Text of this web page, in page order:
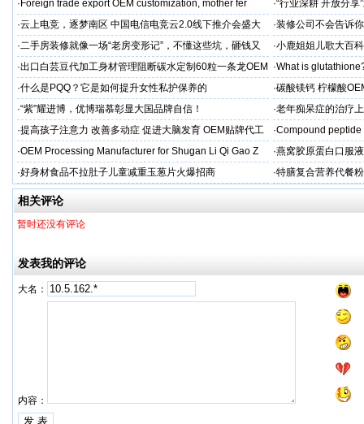
力保驾护航
· Foreign trade export OEM customization, mother fer ·“行业深耕 开放分
·云上电竞，逐梦南区 中国电信电竞云2.0线下推介会盛大
启幕
·装修公司不会告诉
·二手房装修就像一场“老房变形记”，不懂这些坑，砸钱又
糟心！看完这篇再开工
·小鹿姐姐儿歌大百科
·出口白芸豆代加工身材管理阻断碳水定制60粒一条龙OEM
贴牌
·What is
·什么是PQQ？它是如何提升女性私护保养的 ·碳酸镁钙 柠檬酸
制
·“紫”耀进博，优博瑞慕彰显大国品牌自信！ ·老年痴呆症的治疗
吻合术)
·提高孩子注意力 改善多动症 促进大脑发育 OEM贴牌代工 ·Compound
·OEM Processing Manufacturer for Shugan Li Qi Gao Z ·燕窝胶原蛋白口服
牌
·好身材食品不拉肚子儿童减重玉葱片火爆招商 ·特膳复合营养代餐
牌代工
相关评论
暂时还没有评论
发表我的评论
大名：
内容：